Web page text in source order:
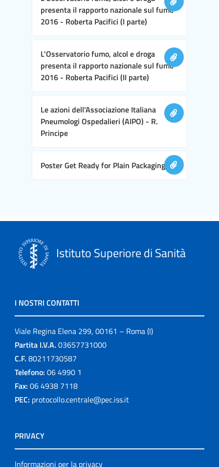
presenta il rapporto nazionale sul fumo
2016 - Roberta Pacifici (I parte)
L'Osservatorio fumo, alcol e droga
presenta il rapporto nazionale sul fumo
2016 - Roberta Pacifici (II parte)
Le azioni dell'Associazione Italiana
Pneumologi Ospedalieri (AIPO) - R.
Principe
Poster Get Ready for Plain Packaging
Istituto Superiore di Sanità
I NOSTRI CONTATTI
Viale Regina Elena 299, 00161 – Roma (I)
Partita I.V.A. 03657731000
C.F. 80211730587
Telefono: 06 4990 1
Fax: 06 4938 7118
PEC: protocollo.centrale@pec.iss.it
PRIVACY
Informazioni per la privacy